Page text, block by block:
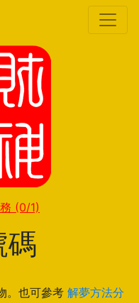
(0/1)
碼
。也可參考 解夢方法分